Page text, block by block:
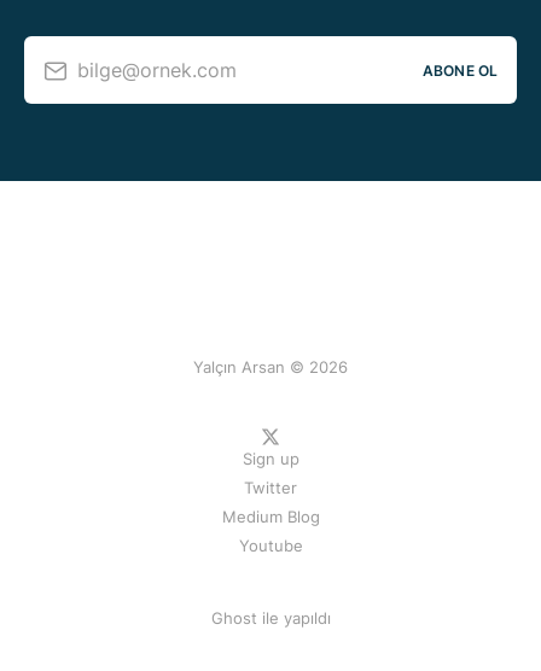
bilge@ornek.com ABONE OL
Yalçın Arsan © 2026
Sign up
Twitter
Medium Blog
Youtube
Ghost ile yapıldı